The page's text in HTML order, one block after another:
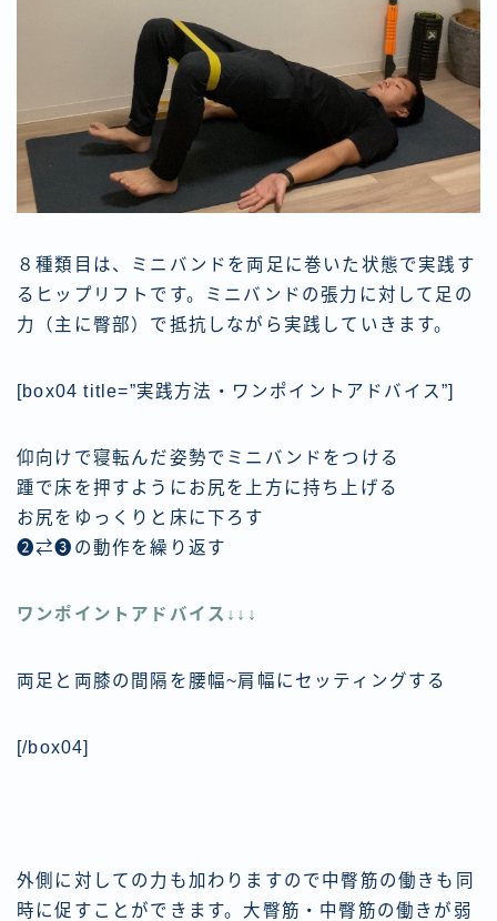
８種類目は、ミニバンドを両足に巻いた状態で実践す
るヒップリフトです。ミニバンドの張力に対して足の
力（主に臀部）で抵抗しながら実践していきます。
[box04 title=”実践方法・ワンポイントアドバイス”]
仰向けで寝転んだ姿勢でミニバンドをつける
踵で床を押すようにお尻を上方に持ち上げる
お尻をゆっくりと床に下ろす
❷⇄❸の動作を繰り返す
ワンポイントアドバイス↓↓↓
両足と両膝の間隔を腰幅~肩幅にセッティングする
[/box04]
外側に対しての力も加わりますので中臀筋の働きも同
時に促すことができます。大臀筋・中臀筋の働きが弱